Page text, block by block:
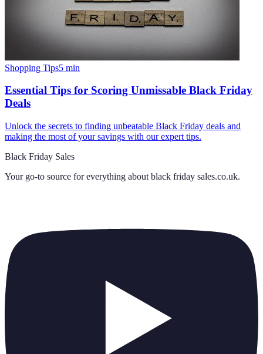
Shopping Tips5 min
Essential Tips for Scoring Unmissable Black Friday
Deals
Unlock the secrets to finding unbeatable Black Friday deals and
making the most of your savings with our expert tips.
Black Friday Sales
Your go-to source for everything about black friday sales.co.uk.